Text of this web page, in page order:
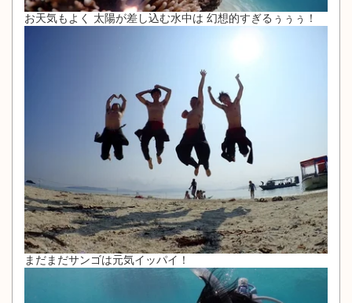
お天気もよく 太陽が差し込む水中は 幻想的すぎるぅぅぅ！
まだまだサンゴは元気イッパイ！